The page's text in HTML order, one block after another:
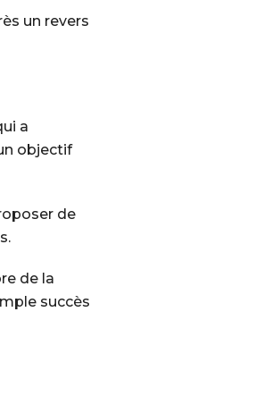
un revers
a
objectif
de
de la
succès